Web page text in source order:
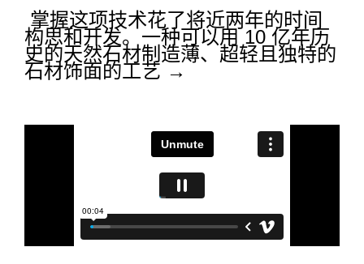
掌握这项技术花了将近两年的时间
构思和开发。一种可以用 10 亿年历
史的天然石材制造薄、超轻且独特的
石材饰面的工艺 →